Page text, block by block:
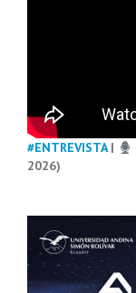
#ENTREVISTA|
2026)